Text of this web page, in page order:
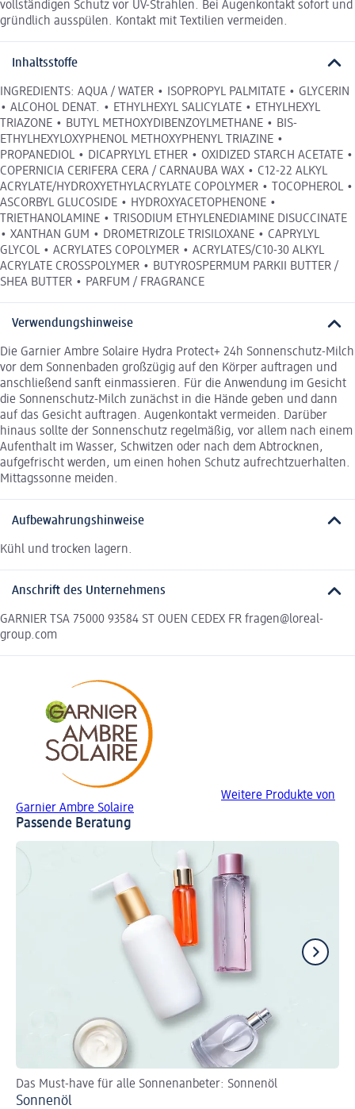
vollständigen Schutz vor UV-Strahlen. Bei Augenkontakt sofort und
gründlich ausspülen. Kontakt mit Textilien vermeiden.
Inhaltsstoffe
INGREDIENTS: AQUA / WATER • ISOPROPYL PALMITATE • GLYCERIN
• ALCOHOL DENAT. • ETHYLHEXYL SALICYLATE • ETHYLHEXYL
TRIAZONE • BUTYL METHOXYDIBENZOYLMETHANE • BIS-
ETHYLHEXYLOXYPHENOL METHOXYPHENYL TRIAZINE •
PROPANEDIOL • DICAPRYLYL ETHER • OXIDIZED STARCH ACETATE •
COPERNICIA CERIFERA CERA / CARNAUBA WAX • C12-22 ALKYL
ACRYLATE/HYDROXYETHYLACRYLATE COPOLYMER • TOCOPHEROL •
ASCORBYL GLUCOSIDE • HYDROXYACETOPHENONE •
TRIETHANOLAMINE • TRISODIUM ETHYLENEDIAMINE DISUCCINATE
• XANTHAN GUM • DROMETRIZOLE TRISILOXANE • CAPRYLYL
GLYCOL • ACRYLATES COPOLYMER • ACRYLATES/C10-30 ALKYL
ACRYLATE CROSSPOLYMER • BUTYROSPERMUM PARKII BUTTER /
SHEA BUTTER • PARFUM / FRAGRANCE
Verwendungshinweise
Die Garnier Ambre Solaire Hydra Protect+ 24h Sonnenschutz-Milch
vor dem Sonnenbaden großzügig auf den Körper auftragen und
anschließend sanft einmassieren. Für die Anwendung im Gesicht
die Sonnenschutz-Milch zunächst in die Hände geben und dann
auf das Gesicht auftragen. Augenkontakt vermeiden. Darüber
hinaus sollte der Sonnenschutz regelmäßig, vor allem nach einem
Aufenthalt im Wasser, Schwitzen oder nach dem Abtrocknen,
aufgefrischt werden, um einen hohen Schutz aufrechtzuerhalten.
Mittagssonne meiden.
Aufbewahrungshinweise
Kühl und trocken lagern.
Anschrift des Unternehmens
GARNIER TSA 75000 93584 ST OUEN CEDEX FR fragen@loreal-
group.com
Weitere Produkte von
Garnier Ambre Solaire
Passende Beratung
Das Must-have für alle Sonnenanbeter: Sonnenöl
Sonnenöl